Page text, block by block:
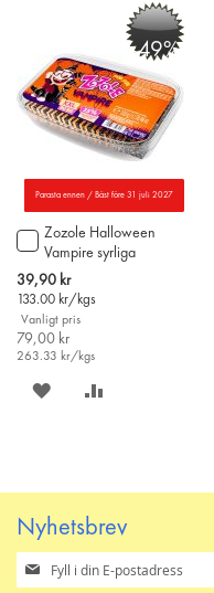
ÖNSKELISTAN
JÄMFÖR
-49%
Parasta ennen / Bäst före 31 juli 2027
Zozole Halloween
Vampire syrliga
stringgodis 300g
Special
Price
39,90 kr
133.00 kr/kgs
Vanligt pris
79,00 kr
263.33 kr/kgs
Lägg
till
i
varukorgen
SPARA
Nyhetsbrev
Prenumerera
på